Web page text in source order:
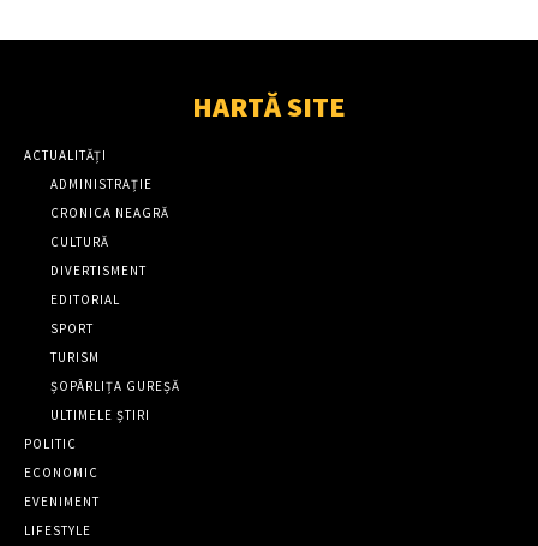
HARTĂ SITE
ACTUALITĂȚI
ADMINISTRAȚIE
CRONICA NEAGRĂ
CULTURĂ
DIVERTISMENT
EDITORIAL
SPORT
TURISM
ȘOPÂRLIȚA GUREȘĂ
ULTIMELE ȘTIRI
POLITIC
ECONOMIC
EVENIMENT
LIFESTYLE